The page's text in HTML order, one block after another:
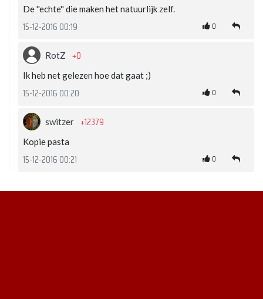
De ''echte'' die maken het natuurlijk zelf.
15-12-2016 00:19 0
RotZ +0
Ik heb net gelezen hoe dat gaat ;)
15-12-2016 00:20 0
switzer +12379
Kopie pasta
15-12-2016 00:21 0